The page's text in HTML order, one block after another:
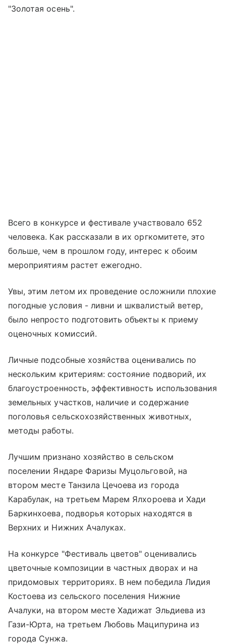
"Золотая осень".
Всего в конкурсе и фестивале участвовало 652
человека. Как рассказали в их оргкомитете, это
больше, чем в прошлом году, интерес к обоим
мероприятиям растет ежегодно.
Увы, этим летом их проведение осложнили плохие
погодные условия - ливни и шквалистый ветер,
было непросто подготовить объекты к приему
оценочных комиссий.
Личные подсобные хозяйства оценивались по
нескольким критериям: состояние подворий, их
благоустроенность, эффективность использования
земельных участков, наличие и содержание
поголовья сельскохозяйственных животных,
методы работы.
Лучшим признано хозяйство в сельском
поселении Яндаре Фаризы Муцольговой, на
втором месте Танзила Цечоева из города
Карабулак, на третьем Марем Ялхороева и Хади
Баркинхоева, подворья которых находятся в
Верхних и Нижних Ачалуках.
На конкурсе "Фестиваль цветов" оценивались
цветочные композиции в частных дворах и на
придомовых территориях. В нем победила Лидия
Костоева из сельского поселения Нижние
Ачалуки, на втором месте Хадижат Эльдиева из
Гази-Юрта, на третьем Любовь Маципурина из
города Сунжа.